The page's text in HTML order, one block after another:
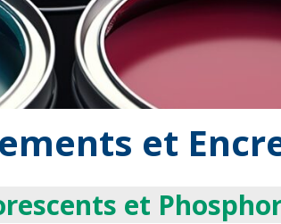
et
et